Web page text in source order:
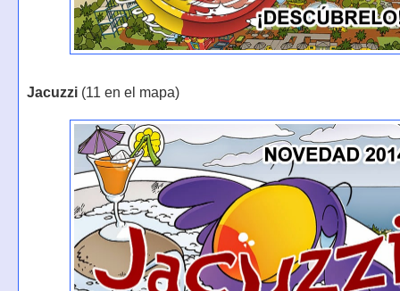
Jacuzzi(11 en el mapa)